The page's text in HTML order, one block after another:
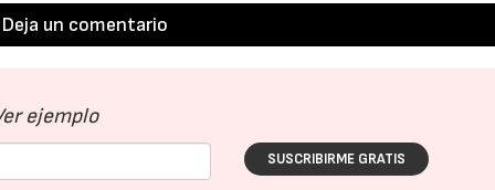
Deja un comentario
ejemplo
SUSCRIBIRME GRATIS